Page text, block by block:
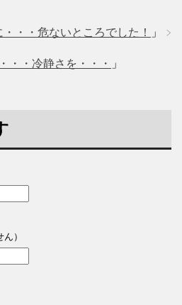
・・危ないところでした！ 」
・・冷静さを・・・ 」
）